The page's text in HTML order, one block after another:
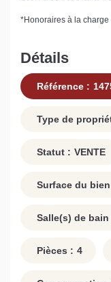
*Honoraires à la
Détails
Référence :
Type de
Statut : VENTE
Surface du
Salle(s) de bain
Pièces : 4